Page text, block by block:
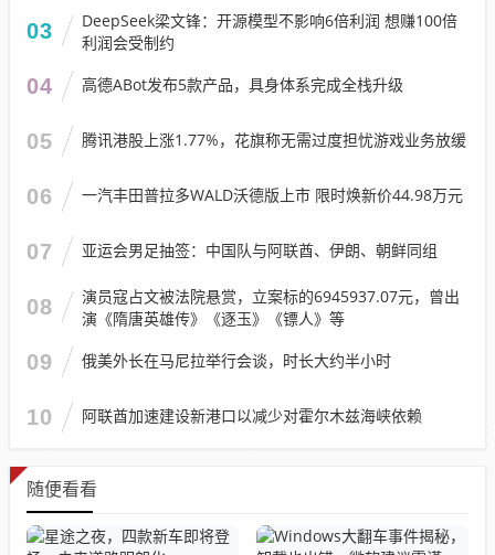
03
DeepSeek梁文锋：开源模型不影响6倍利润 想赚100倍
利润会受制约
04 高德ABot发布5款产品，具身体系完成全栈升级
05 腾讯港股上涨1.77%，花旗称无需过度担忧游戏业务放缓
06 一汽丰田普拉多WALD沃德版上市 限时焕新价44.98万元
07 亚运会男足抽签：中国队与阿联酋、伊朗、朝鲜同组
08
演员寇占文被法院悬赏，立案标的6945937.07元，曾出
演《隋唐英雄传》《逐玉》《镖人》等
09 俄美外长在马尼拉举行会谈，时长大约半小时
10 阿联酋加速建设新港口以减少对霍尔木兹海峡依赖
随便看看